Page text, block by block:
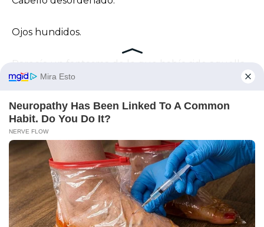
Ojos hundidos.
mañana.
Y, de alguna manera, lo era.
Aquella mujer ingenua murió debajo de esa cama.
La que se levantó era otra cosa.
No dormí.